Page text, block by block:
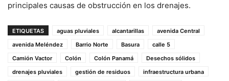
principales causas de obstrucción en los drenajes.
ETIQUETAS aguas pluviales alcantarillas
avenida Central
avenida Meléndez
Barrio Norte Basura
calle 5
Camión Vactor
Colón Colón Panamá
Desechos sólidos
drenajes pluviales
gestión de residuos
infraestructura urbana